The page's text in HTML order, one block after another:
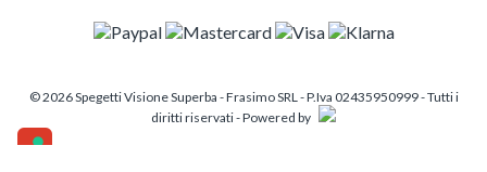
© 2026 Spegetti Visione Superba - Frasimo SRL - P.Iva 02435950999 - Tutti i
diritti riservati - Powered by